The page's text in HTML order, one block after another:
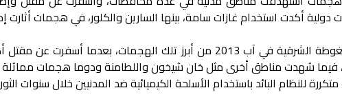
دولية أكدت استخدام غازات سامة، بينها السارين والكلور، في هجمات أثارت
فيما شهدت مناطق أخرى مثل خان شيخون واللطامنة ودوما هجمات مماثلة
للنظام البائد باستخدام الأسلحة الكيميائية ضد المدنيين خلال سنوات